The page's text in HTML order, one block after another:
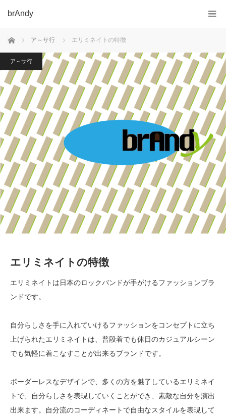
brAndy
ホーム ア～サ行 エリミネイトの特徴
ア～サ行
エリミネイトの特徴
エリミネイトは日本のロックバンドが手がけるファッションブラ
ンドです。
自分らしさを手に入れていけるファッションをコンセプトに立ち
上げられたエリミネイトは、普段着でも休日のカジュアルシーン
でも気軽に着こなすことが出来るブランドです。
ボーダーレスなデザインで、多くの方を魅了しているエリミネイ
トで、自分らしさを表現していくことができ、素敵な自分を演出
出来ます。自分流のコーディネートで自由なスタイルを表現して